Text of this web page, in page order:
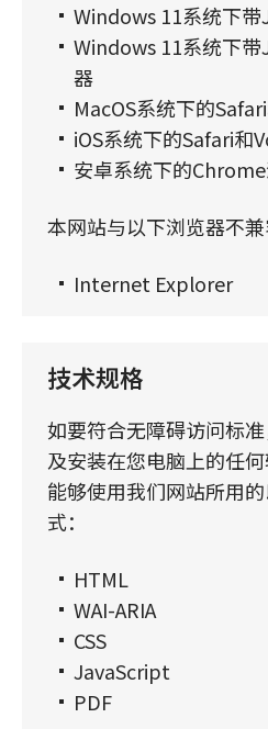
Windows 11系统下带
Windows 11系统下
器
MacOS系统下的
iOS系统下的Safari和
安卓系统下的
本网站与以下浏览器不兼
Internet Explorer
技术规格
如要符合无障碍访问标
及安装在您电脑上的任
能够使用我们网站所用
式：
HTML
WAI-ARIA
CSS
JavaScript
PDF